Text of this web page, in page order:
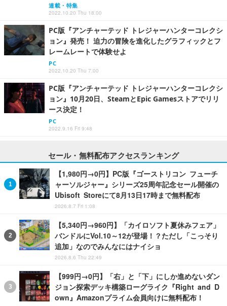
連載・特集
2022.10.20 Thu 18:00
PC版『アンチャーテッド トレジャーハンターコレクシ
ョン』発売！ 迫力の冒険を進化したグラフィックとフ
レームレートで体験せよ
PC
2022.10.20 Thu 7:00
PC版『アンチャーテッド トレジャーハンターコレクシ
ョン』10月20日、SteamとEpic Gamesストアでリリ
ース決定！
PC
2022.9.16 Fri 9:48
セール・無料配布アクセスランキング
【1,980円→0円】PC版『ゴーストリコン フューチ
ャーソルジャー』シリーズ25周年記念セール開催の
Ubisoft Storeにて8月13日17時まで無料配布
2026.8.7 Fri 1:08
【5,340円→960円】「カイロソフト夏休みフェア」
バンドルにVol.10～12が登場！？ただし「こっそり
追加」なのでみんなにはナイショ
2026.8.6 Thu 22:49
【999円→0円】「右」と「下」にしか進めないダン
ジョン探索デッキ構築ローグライク『Right and D
own』Amazonプライム会員向けに無料配布！